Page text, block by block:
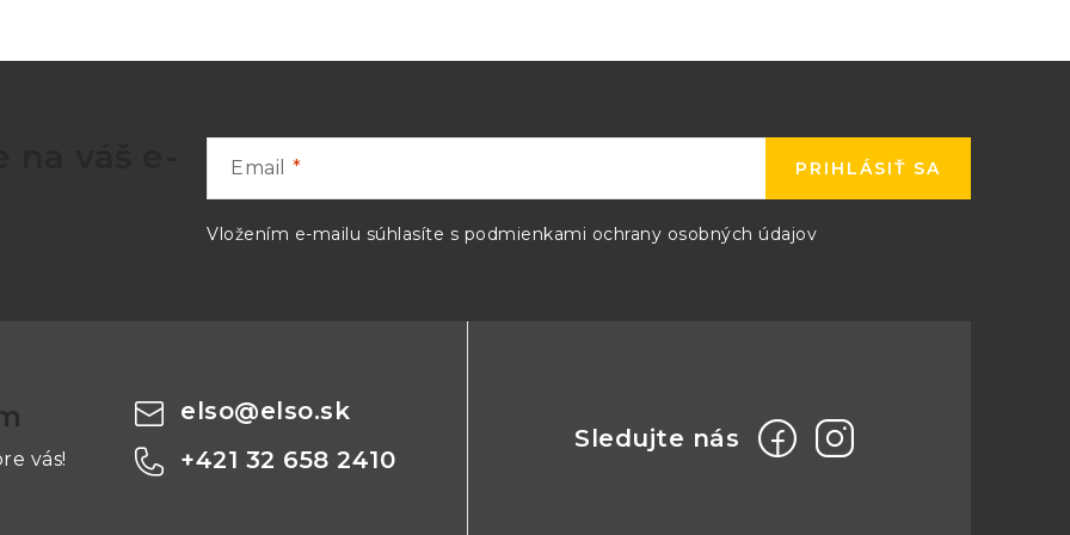
10 oC to 35 oC)
Email
Vložením e-mailu súhlasíte s podmienkami ochrany osobných údajov
PRIHLÁSIŤ SA
vás!
elso@elso.sk
+421 32 658 2410